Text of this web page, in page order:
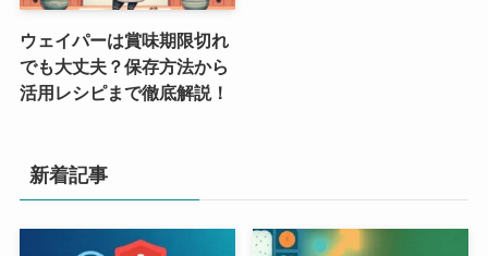
ウェイパーは賞味期限切れ
でも大丈夫？保存方法から
活用レシピまで徹底解説！
新着記事